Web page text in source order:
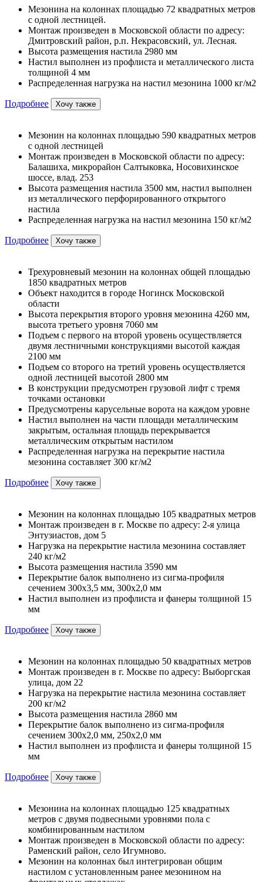
Мезонина на колоннах площадью 72 квадратных метров
с одной лестницей.
Монтаж произведен в Московской области по адресу:
Дмитровский район, р.п. Некрасовский, ул. Лесная.
Высота размещения настила 2980 мм
Настил выполнен из профлиста и металлического листа
толщиной 4 мм
Распределенная нагрузка на настил мезонина 1000 кг/м2
Подробнее Хочу также
Мезонин на колоннах площадью 590 квадратных метров
с одной лестницей
Монтаж произведен в Московской области по адресу:
Балашиха, микрорайон Салтыковка, Носовихинское
шоссе, влад. 253
Высота размещения настила 3500 мм, настил выполнен
из металлического перфорированного открытого
настила
Распределенная нагрузка на настил мезонина 150 кг/м2
Подробнее Хочу также
Трехуровневый мезонин на колоннах общей площадью
1850 квадратных метров
Объект находится в городе Ногинск Московской
области
Высота перекрытия второго уровня мезонина 4260 мм,
высота третьего уровня 7060 мм
Подъем с первого на второй уровень осуществляется
двумя лестничными конструкциями высотой каждая
2100 мм
Подъем со второго на третий уровень осуществляется
одной лестницей высотой 2800 мм
В конструкции предусмотрен грузовой лифт с тремя
точками остановки
Предусмотрены карусельные ворота на каждом уровне
Настил выполнен на части площади металлическим
закрытым, остальная площадь перекрывается
металлическим открытым настилом
Распределенная нагрузка на перекрытие настила
мезонина составляет 300 кг/м2
Подробнее Хочу также
Мезонин на колоннах площадью 105 квадратных метров
Монтаж произведен в г. Москве по адресу: 2-я улица
Энтузиастов, дом 5
Нагрузка на перекрытие настила мезонина составляет
240 кг/м2
Высота размещения настила 3590 мм
Перекрытие балок выполнено из сигма-профиля
сечением 300х3,5 мм, 300х2,0 мм
Настил выполнен из профлиста и фанеры толщиной 15
мм
Подробнее Хочу также
Мезонин на колоннах площадью 50 квадратных метров
Монтаж произведен в г. Москве по адресу: Выборгская
улица, дом 22
Нагрузка на перекрытие настила мезонина составляет
200 кг/м2
Высота размещения настила 2860 мм
Перекрытие балок выполнено из сигма-профиля
сечением 300х2,0 мм, 250х2,0 мм
Настил выполнен из профлиста и фанеры толщиной 15
мм
Подробнее Хочу также
Мезонина на колоннах площадью 125 квадратных
метров с двумя подвесными уровнями пола с
комбинированным настилом
Монтаж произведен в Московской области по адресу:
Раменский район, село Игумново.
Мезонин на колоннах был интегрирован общим
настилом с установленным ранее мезонином на